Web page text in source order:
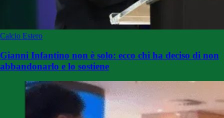
Calcio Estero
Gianni Infantino non è solo: ecco chi ha deciso di non
abbandonarlo e lo sostiene